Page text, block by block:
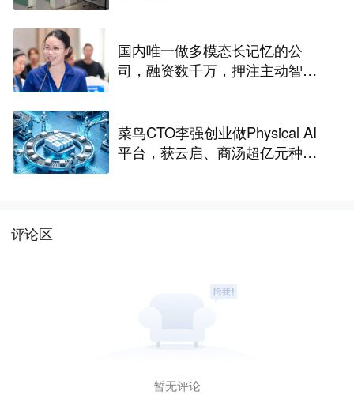
国内唯一做多模态长记忆的公
司，融资数千万，押注主动智能
菜鸟CTO李强创业做Physical AI
平台，获云启、商汤超亿元种子
评论区
暂无评论